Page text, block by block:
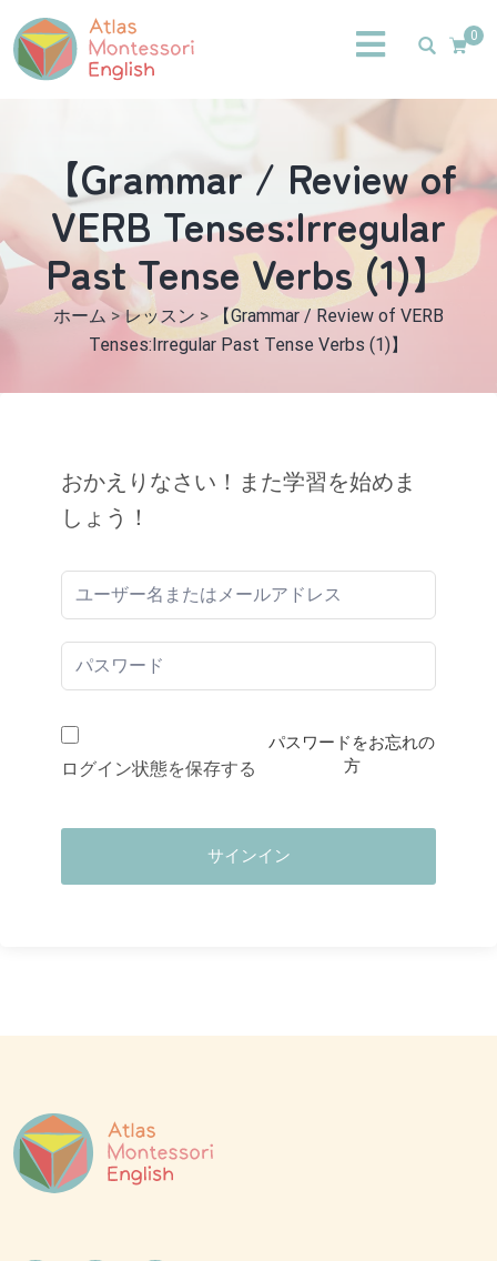
0
【Grammar / Review of
VERB Tenses:Irregular
Past Tense Verbs (1)】
ホーム >レッスン >
【Grammar / Review of VERB
Tenses:Irregular Past Tense Verbs (1)】
おかえりなさい！また学習を始めま
しょう！
ログイン状態を保存する
パスワードをお忘れの
方
サインイン